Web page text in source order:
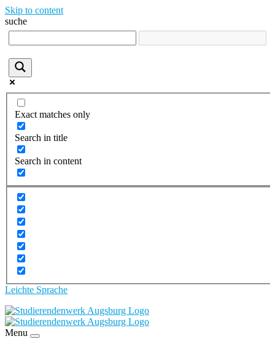
Skip to content
suche
Exact matches only
Search in title
Search in content
Leichte Sprache
Menu